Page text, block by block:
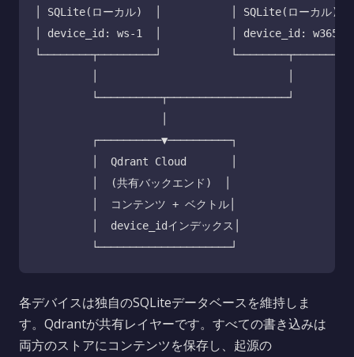
│ SQLite(ローカル)  │           │ SQLite(ローカル)
│ device_id: ws-1  │           │ device_id: w365
└────────┬─────────┘
         └──────────┬───────────────────┘
         ┌──────────▼──────────┐
         │  Qdrant Cloud       │
         │  (共有バックエンド)  │
         │  コンテンツ + ベクトル│
         │  device_idインデックス│
各デバイスは独自のSQLiteデータベースを維持しま
す。Qdrantが共有レイヤーです。すべての書き込みは
両方のストアにコンテンツを保存し、起源の